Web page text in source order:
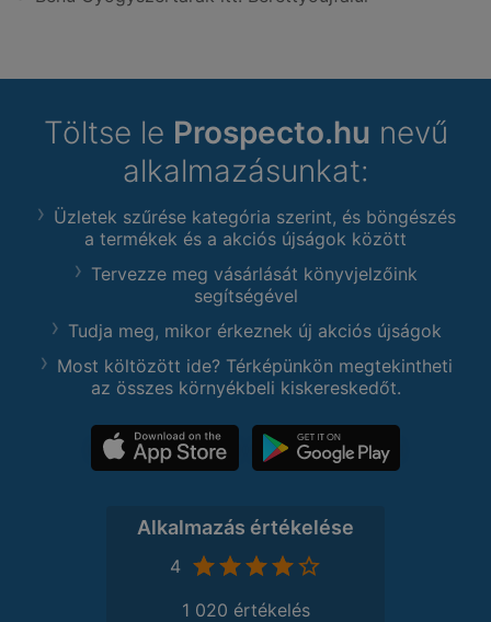
Töltse le Prospecto.hu nevű
alkalmazásunkat:
Üzletek szűrése kategória szerint, és böngészés
a termékek és a akciós újságok között
Tervezze meg vásárlását könyvjelzőink
segítségével
Tudja meg, mikor érkeznek új akciós újságok
Most költözött ide? Térképünkön megtekintheti
az összes környékbeli kiskereskedőt.
Alkalmazás értékelése
4
1 020 értékelés